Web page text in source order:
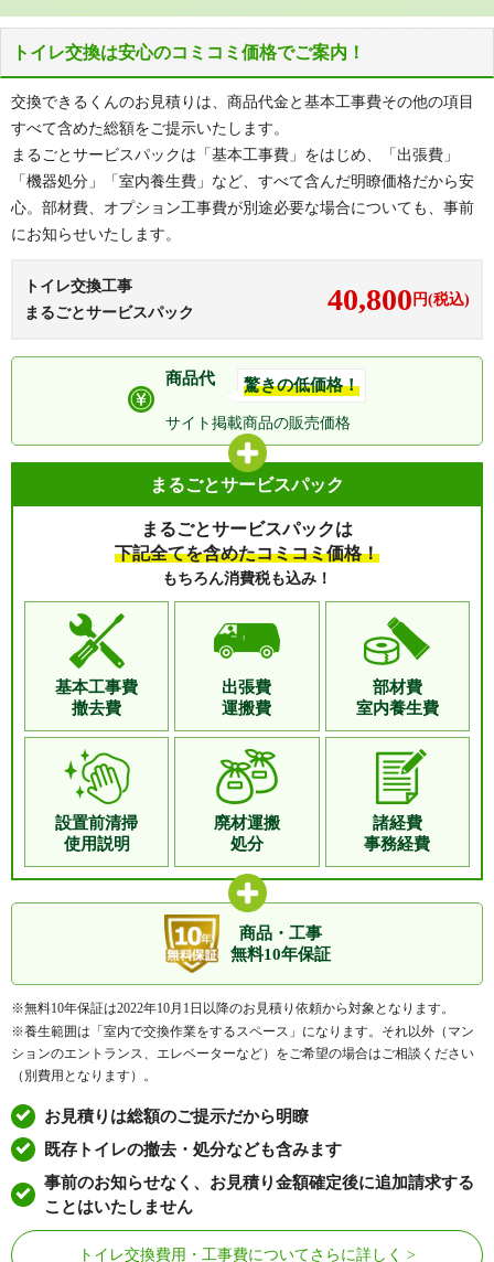
トイレ交換は安心のコミコミ価格でご案内！
交換できるくんのお見積りは、商品代金と基本工事費その他の項目
すべて含めた総額をご提示いたします。
まるごとサービスパックは「基本工事費」をはじめ、「出張費」
「機器処分」「室内養生費」など、すべて含んだ明瞭価格だから安
心。部材費、オプション工事費が別途必要な場合についても、事前
にお知らせいたします。
トイレ交換工事
まるごとサービスパック
40,800 円(税込)
商品代 驚きの低価格！
サイト掲載商品の販売価格
まるごとサービスパック
まるごとサービスパックは
下記全てを含めたコミコミ価格！
もちろん消費税も込み！
基本工事費
撤去費
出張費
運搬費
部材費
室内養生費
設置前清掃
使用説明
廃材運搬
処分
諸経費
事務経費
商品・工事
無料10年保証
※無料10年保証は2022年10月1日以降のお見積り依頼から対象となります。
※養生範囲は「室内で交換作業をするスペース」になります。それ以外（マン
ションのエントランス、エレベーターなど）をご希望の場合はご相談ください
（別費用となります）。
お見積りは総額のご提示だから明瞭
既存トイレの撤去・処分なども含みます
事前のお知らせなく、お見積り金額確定後に追加請求する
ことはいたしません
トイレ交換費用・工事費についてさらに詳しく